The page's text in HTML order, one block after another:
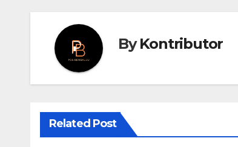
ByKontributor
Related Post